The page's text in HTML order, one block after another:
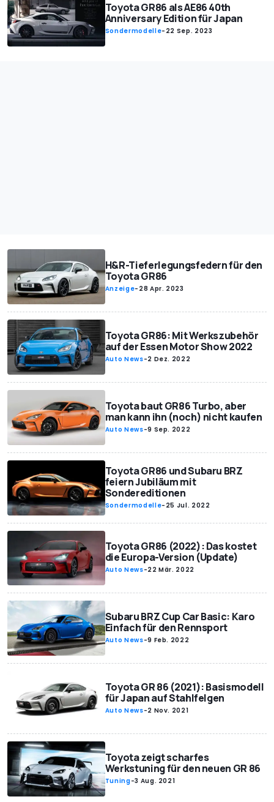
Toyota GR86 als AE86 40th
Anniversary Edition für Japan
Sondermodelle- 22 Sep. 2023
H&R-Tieferlegungsfedern für den
Toyota GR86
Anzeige- 28 Apr. 2023
Toyota GR86: Mit Werkszubehör
auf der Essen Motor Show 2022
Auto News-2 Dez. 2022
Toyota baut GR86 Turbo, aber
man kann ihn (noch) nicht kaufen
Auto News-9 Sep. 2022
Toyota GR86 und Subaru BRZ
feiern Jubiläum mit
Sondereditionen
Sondermodelle- 25 Jul. 2022
Toyota GR86 (2022): Das kostet
die Europa-Version (Update)
Auto News-22 Mär. 2022
Subaru BRZ Cup Car Basic: Karo
Einfach für den Rennsport
Auto News-9 Feb. 2022
Toyota GR 86 (2021): Basismodell
für Japan auf Stahlfelgen
Auto News-2 Nov. 2021
Toyota zeigt scharfes
Werkstuning für den neuen GR 86
Tuning-3 Aug. 2021